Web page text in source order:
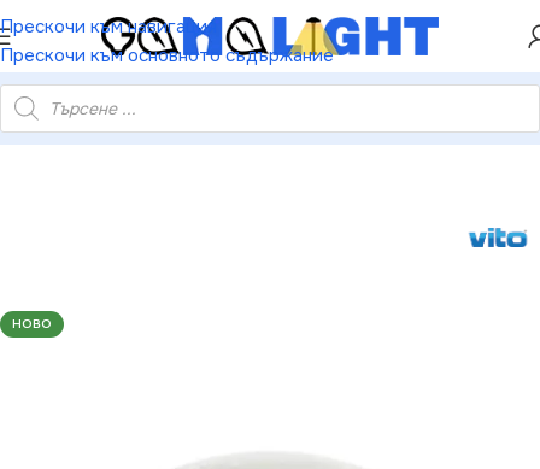
Прескочи към навигация
Прескочи към основното съдържание
НАМАЛЕНИЕ ОТ 5%
ЛЕД Лампа BASIS MR16 6.5W GU5.3 540Lm 6400K 220V
НОВО